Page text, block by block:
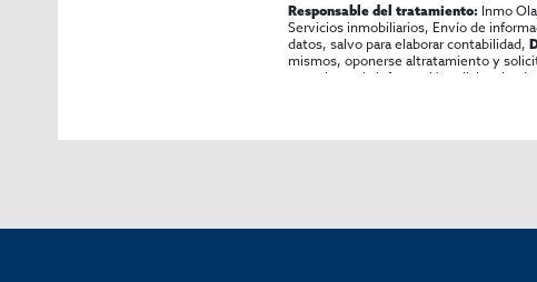
Responsable del tratamiento: Inmo
Servicios inmobiliarios, Envío de
datos, salvo para elaborar contabilidad,
mismos, oponerse altratamiento y
consultarse la información adicional y